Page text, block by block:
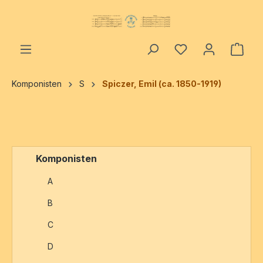
Komponisten S Spiczer, Emil (ca. 1850-1919)
Komponisten
A
B
C
D